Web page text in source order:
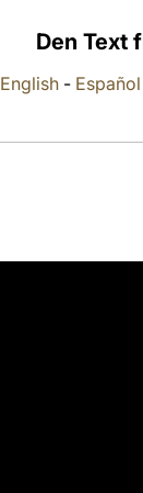
Den Text
English - Español